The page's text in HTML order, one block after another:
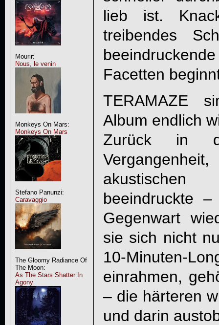
Mourir:
Nous, le venin
Monkeys On Mars:
Monkeys On Mars
Stefano Panunzi:
Caravaggio
The Gloomy Radiance Of
The Moon:
As The Stars Shatter In
Agony
lieb ist.
treibendes
Facetten
TERAMAZE
Album endlich
Zurück in
beeindruckte
Gegenwart
sie sich nicht
10-Minuten-
einrahmen,
– die härteren
und darin